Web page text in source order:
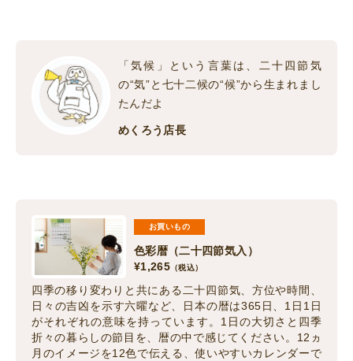
「気候」という言葉は、二十四節気
の“気”と七十二候の“候”から生まれまし
たんだよ
めくろう店長
お買いもの
色彩暦（二十四節気入）
¥1,265 （税込）
四季の移り変わりと共にある二十四節気、方位や時間、
日々の吉凶を示す六曜など、日本の暦は365日、1日1日
がそれぞれの意味を持っています。1日の大切さと四季
折々の暮らしの節目を、暦の中で感じてください。12ヵ
月のイメージを12色で伝える、使いやすいカレンダーで